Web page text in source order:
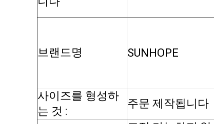
브랜드명 SUNHOPE
사이즈를 형성하
는 것 :
주문 제작됩니다